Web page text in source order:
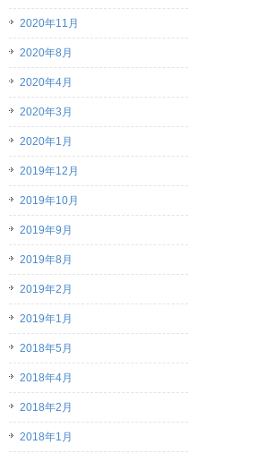
2020年11月
2020年8月
2020年4月
2020年3月
2020年1月
2019年12月
2019年10月
2019年9月
2019年8月
2019年2月
2019年1月
2018年5月
2018年4月
2018年2月
2018年1月